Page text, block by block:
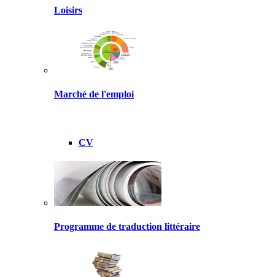
Loisirs
Marché de l'emploi
CV
Programme de traduction littéraire